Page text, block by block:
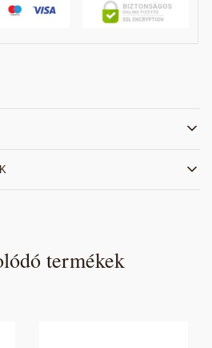
termékek